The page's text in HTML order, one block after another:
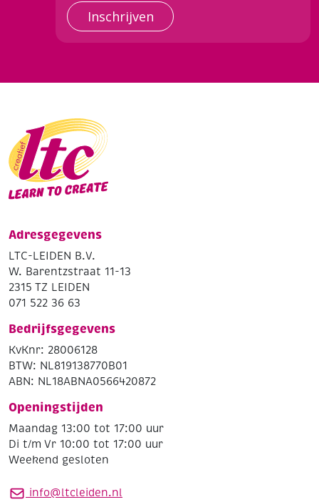
Inschrijven
Adresgegevens
LTC-LEIDEN B.V.
W. Barentzstraat 11-13
2315 TZ LEIDEN
071 522 36 63
Bedrijfsgegevens
KvKnr: 28006128
BTW: NL819138770B01
ABN: NL18ABNA0566420872
Openingstijden
Maandag 13:00 tot 17:00 uur
Di t/m Vr 10:00 tot 17:00 uur
Weekend gesloten
info@ltcleiden.nl